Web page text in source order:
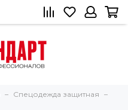
Спецодежда защитная